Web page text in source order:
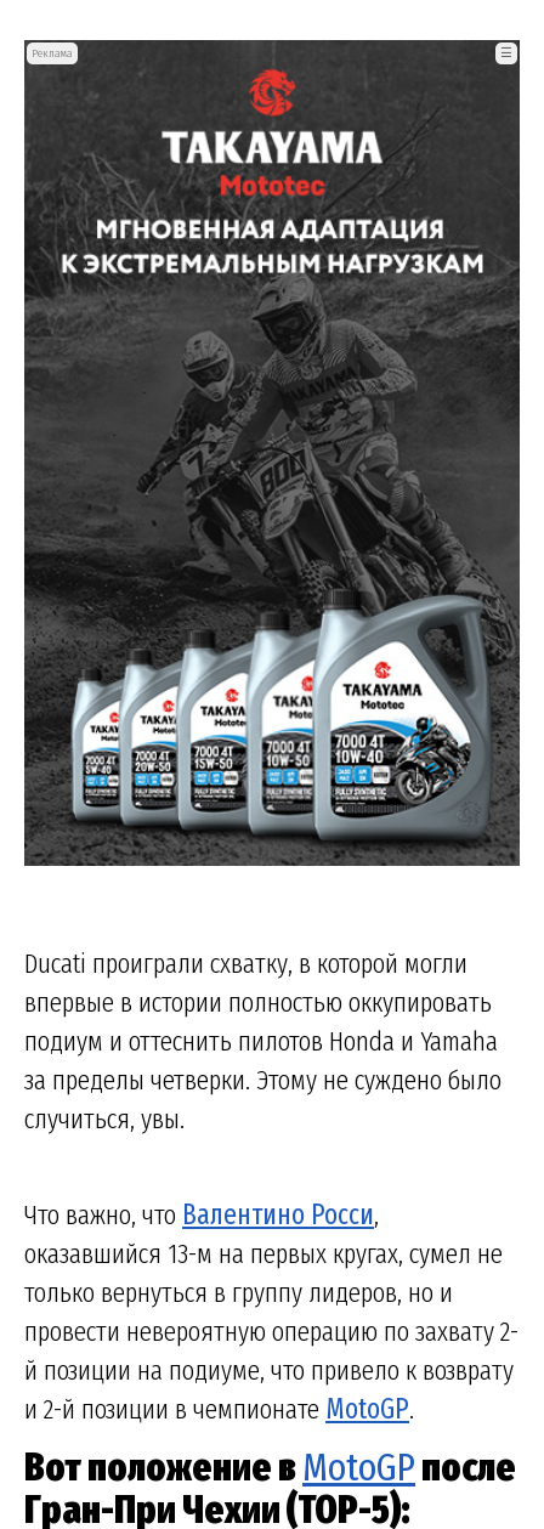
Реклама ☰
Ducati проиграли схватку, в которой могли
впервые в истории полностью оккупировать
подиум и оттеснить пилотов Honda и Yamaha
за пределы четверки. Этому не суждено было
случиться, увы.
Что важно, что Валентино Росси,
оказавшийся 13-м на первых кругах, сумел не
только вернуться в группу лидеров, но и
провести невероятную операцию по захвату 2-
й позиции на подиуме, что привело к возврату
и 2-й позиции в чемпионате MotoGP.
Вот положение вMotoGPпосле
Гран-При Чехии (TOP-5):